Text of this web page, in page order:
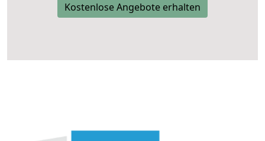
Kostenlose Angebote erhalten